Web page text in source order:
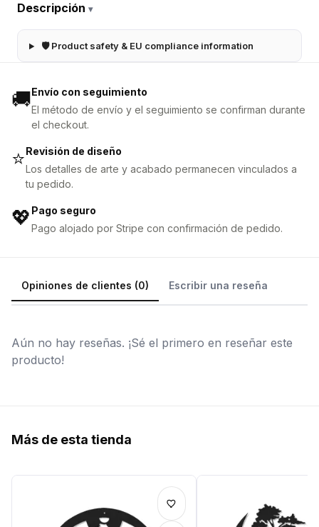
Descripción ▾
🛡 Product safety & EU compliance information
🚚Envío con seguimiento
El método de envío y el seguimiento se confirman durante
el checkout.
⭐Revisión de diseño
Los detalles de arte y acabado permanecen vinculados a
tu pedido.
💖 Pago seguro
Pago alojado por Stripe con confirmación de pedido.
Opiniones de clientes (0) Escribir una reseña
Aún no hay reseñas. ¡Sé el primero en reseñar este
producto!
Más de esta tienda